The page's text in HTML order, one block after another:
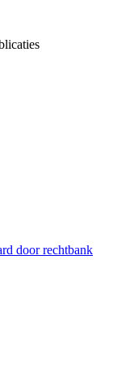
door rechtbank